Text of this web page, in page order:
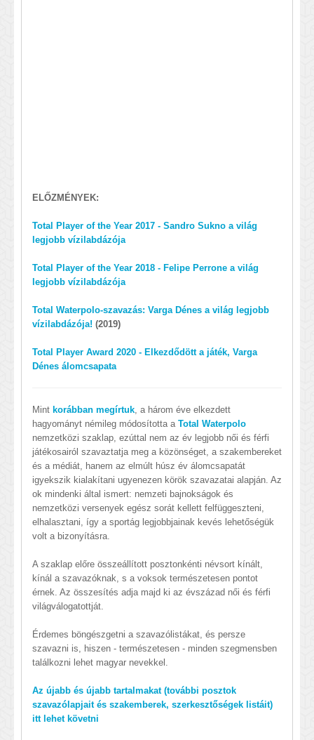
ELŐZMÉNYEK:
Total Player of the Year 2017 - Sandro Sukno a világ
legjobb vízilabdázója
Total Player of the Year 2018 - Felipe Perrone a világ
legjobb vízilabdázója
Total Waterpolo-szavazás: Varga Dénes a világ legjobb
vízilabdázója! (2019)
Total Player Award 2020 - Elkezdődött a játék, Varga
Dénes álomcsapata
Mint korábban megírtuk , a három éve elkezdett
hagyományt némileg módosította a Total Waterpolo
nemzetközi szaklap, ezúttal nem az év legjobb női és férfi
játékosairól szavaztatja meg a közönséget, a szakembereket
és a médiát, hanem az elmúlt húsz év álomcsapatát
igyekszik kialakítani ugyenezen körök szavazatai alapján. Az
ok mindenki által ismert: nemzeti bajnokságok és
nemzetközi versenyek egész sorát kellett felfüggeszteni,
elhalasztani, így a sportág legjobbjainak kevés lehetőségük
volt a bizonyításra.
A szaklap előre összeállított posztonkénti névsort kínált,
kínál a szavazóknak, s a voksok természetesen pontot
érnek. Az összesítés adja majd ki az évszázad női és férfi
világválogatottját.
Érdemes böngészgetni a szavazólistákat, és persze
szavazni is, hiszen - természetesen - minden szegmensben
találkozni lehet magyar nevekkel.
Az újabb és újabb tartalmakat (további posztok
szavazólapjait és szakemberek, szerkesztőségek listáit)
itt lehet követni